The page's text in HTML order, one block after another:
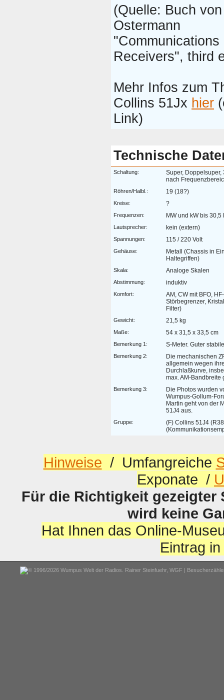
(Quelle: Buch
Ostermann
"Communications
Receivers", third
Mehr Infos zum
Collins 51Jx hier
Link)
Technische
Schaltung:
Super, Doppelsuper,
nach
Röhren/Halbl.: 19 (18?)
Kreise: ?
Frequenzen: MW und kW bis 30,5
Lautsprecher: kein (extern)
Spannungen: 115 / 220 Volt
Gehäuse:
Metall (Chassis in
Haltegriffen)
Skala: Analoge Skalen
Abstimmung: induktiv
Komfort:
AM, CW mit BFO,
Störbegrenzer,
Filter)
Gewicht: 21,5 kg
Maße: 54 x 31,5 x 33,5 cm
Bemerkung 1: S-Meter. Guter
Bemerkung 2:
Die mechanischen
allgemein wegen
Durchlaßkurve,
max. AM-Bandbreite
Bemerkung 3:
Die Photos wurden
Wumpus-Gollum-
Martin geht von der
51J4 aus.
Gruppe:
(F) Collins 51J4
Hinweise / Umfangreiche
Exponate /
Für die Richtigkeit
wird keine
Hat Ihnen das Online-
Eintrag
© 1996/2026 Wumpus Welt der Radios. Rainer Steinfuehr, WGF |